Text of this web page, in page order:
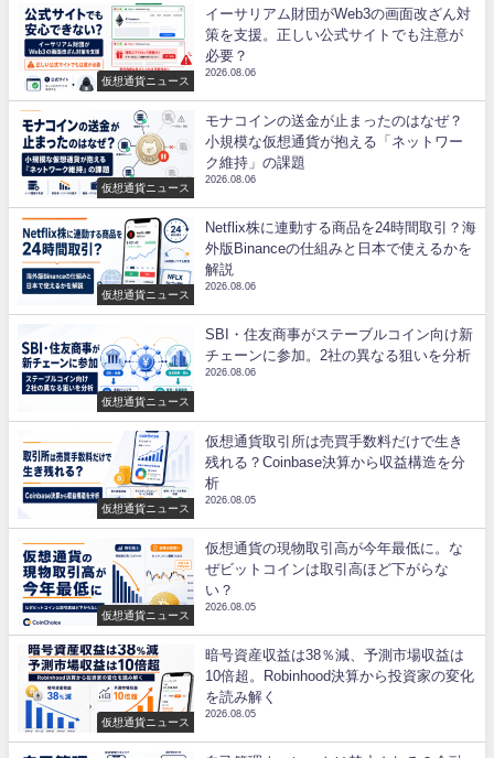
仮想通貨ニュース
イーサリアム財団がWeb3の画面改ざん対
策を支援。正しい公式サイトでも注意が
必要？
2026.08.06
仮想通貨ニュース
モナコインの送金が止まったのはなぜ？
小規模な仮想通貨が抱える「ネットワー
ク維持」の課題
2026.08.06
仮想通貨ニュース
Netflix株に連動する商品を24時間取引？海
外版Binanceの仕組みと日本で使えるかを
解説
2026.08.06
仮想通貨ニュース
SBI・住友商事がステーブルコイン向け新
チェーンに参加。2社の異なる狙いを分析
2026.08.06
仮想通貨ニュース
仮想通貨取引所は売買手数料だけで生き
残れる？Coinbase決算から収益構造を分
析
2026.08.05
仮想通貨ニュース
仮想通貨の現物取引高が今年最低に。な
ぜビットコインは取引高ほど下がらな
い？
2026.08.05
仮想通貨ニュース
暗号資産収益は38％減、予測市場収益は
10倍超。Robinhood決算から投資家の変化
を読み解く
2026.08.05